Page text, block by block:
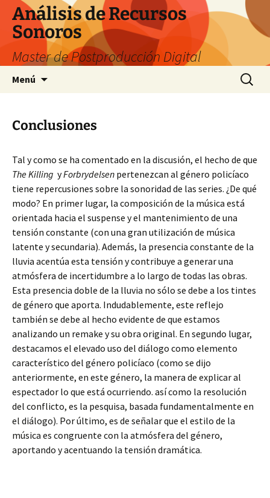
Saltar
contenido
Análisis de Recursos
Sonoros
Master de Postproducción Digital
Menú Buscar:
Conclusiones
Tal y como se ha comentado en la discusión, el hecho de que
The Killing yForbrydelsen pertenezcan al género policíaco
tiene repercusiones sobre la sonoridad de las series. ¿De qué
modo? En primer lugar, la composición de la música está
orientada hacia el suspense y el mantenimiento de una
tensión constante (con una gran utilización de música
latente y secundaria). Además, la presencia constante de la
lluvia acentúa esta tensión y contribuye a generar una
atmósfera de incertidumbre a lo largo de todas las obras.
Esta presencia doble de la lluvia no sólo se debe a los tintes
de género que aporta. Indudablemente, este reflejo
también se debe al hecho evidente de que estamos
analizando un remake y su obra original. En segundo lugar,
destacamos el elevado uso del diálogo como elemento
característico del género policíaco (como se dijo
anteriormente, en este género, la manera de explicar al
espectador lo que está ocurriendo. así como la resolución
del conflicto, es la pesquisa, basada fundamentalmente en
el diálogo). Por último, es de señalar que el estilo de la
música es congruente con la atmósfera del género,
aportando y acentuando la tensión dramática.